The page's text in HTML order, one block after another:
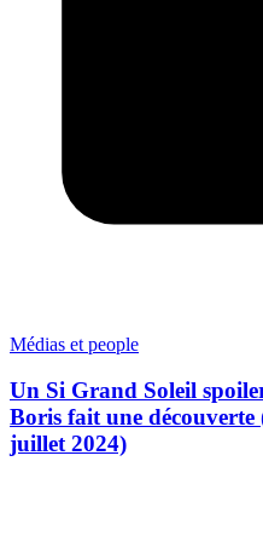
Médias et people
Un Si Grand Soleil
Boris fait une découverte
juillet 2024)